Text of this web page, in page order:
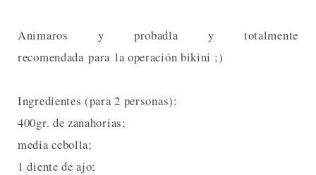
Animaros y probadla y totalmente
recomendada para la operación bikini ;)
Ingredientes (para 2 personas):
400gr. de zanahorias;
media cebolla;
1 diente de ajo;